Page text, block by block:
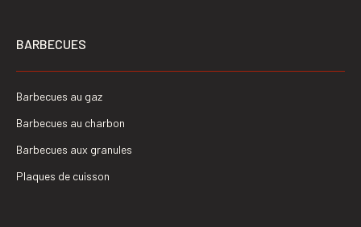
BARBECUES
Barbecues au gaz
Barbecues au charbon
Barbecues aux granules
Plaques de cuisson